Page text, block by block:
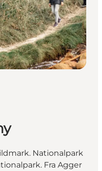
Nationalpark
Fra Agger